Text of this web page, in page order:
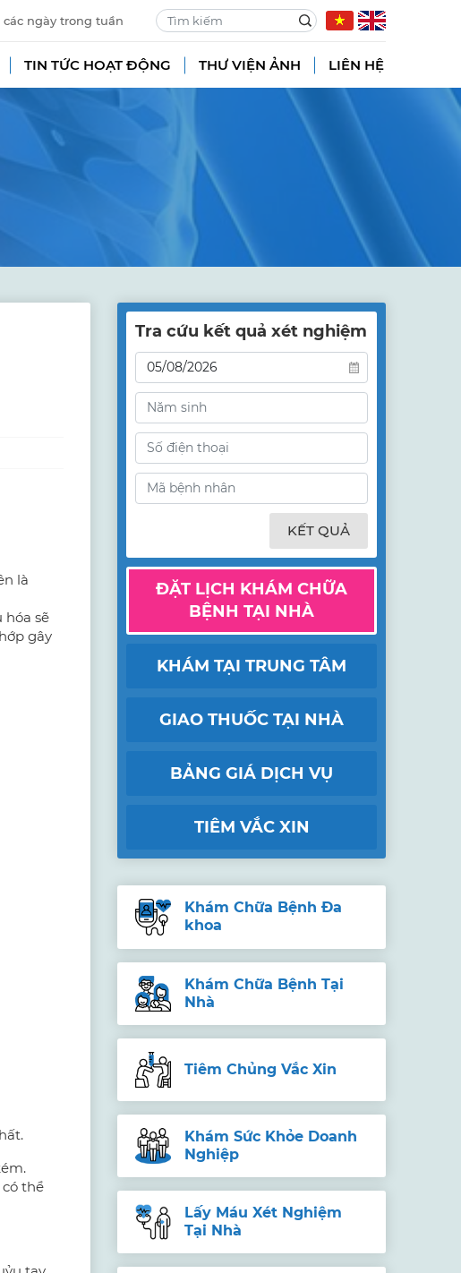
các ngày trong tuần
TIN TỨC HOẠT ĐỘNG THƯ VIỆN ẢNH LIÊN HỆ
là
sẽ
gây
thể
Tra cứu kết quả xét nghiệm
KẾT QUẢ
ĐẶT LỊCH KHÁM CHỮA
BỆNH TẠI NHÀ
KHÁM TẠI TRUNG TÂM
GIAO THUỐC TẠI NHÀ
BẢNG GIÁ DỊCH VỤ
TIÊM VẮC XIN
Khám Chữa Bệnh Đa
khoa
Khám Chữa Bệnh Tại
Nhà
Tiêm Chủng Vắc Xin
Khám Sức Khỏe Doanh
Nghiệp
Lấy Máu Xét Nghiệm
Tại Nhà